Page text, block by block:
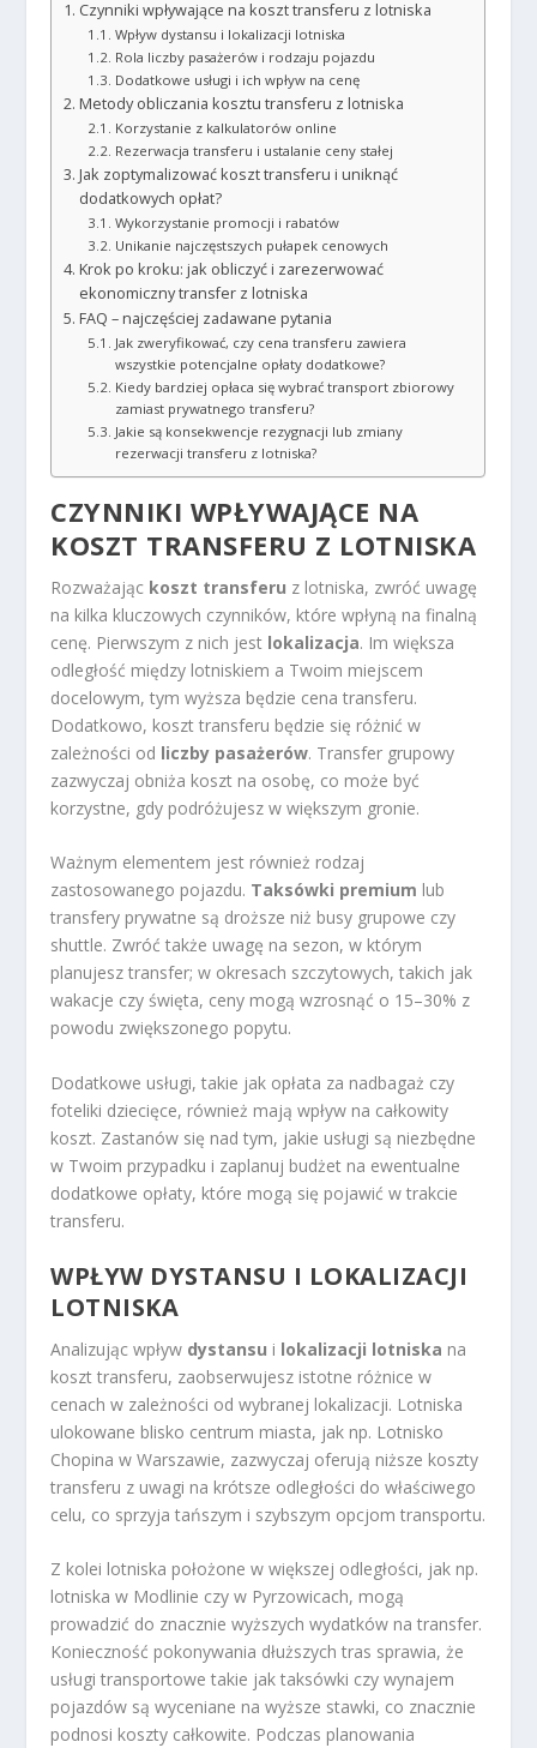
Czynniki wpływające na koszt transferu z lotniska
Wpływ dystansu i lokalizacji lotniska
Rola liczby pasażerów i rodzaju pojazdu
Dodatkowe usługi i ich wpływ na cenę
Metody obliczania kosztu transferu z lotniska
Korzystanie z kalkulatorów online
Rezerwacja transferu i ustalanie ceny stałej
Jak zoptymalizować koszt transferu i uniknąć
dodatkowych opłat?
Wykorzystanie promocji i rabatów
Unikanie najczęstszych pułapek cenowych
Krok po kroku: jak obliczyć i zarezerwować
ekonomiczny transfer z lotniska
FAQ – najczęściej zadawane pytania
Jak zweryfikować, czy cena transferu zawiera
wszystkie potencjalne opłaty dodatkowe?
Kiedy bardziej opłaca się wybrać transport zbiorowy
zamiast prywatnego transferu?
Jakie są konsekwencje rezygnacji lub zmiany
rezerwacji transferu z lotniska?
CZYNNIKI WPŁYWAJĄCE NA
KOSZT TRANSFERU Z LOTNISKA
Rozważając koszt transferu z lotniska, zwróć uwagę
na kilka kluczowych czynników, które wpłyną na finalną
cenę. Pierwszym z nich jest lokalizacja. Im większa
odległość między lotniskiem a Twoim miejscem
docelowym, tym wyższa będzie cena transferu.
Dodatkowo, koszt transferu będzie się różnić w
zależności od liczby pasażerów. Transfer grupowy
zazwyczaj obniża koszt na osobę, co może być
korzystne, gdy podróżujesz w większym gronie.
Ważnym elementem jest również rodzaj
zastosowanego pojazdu. Taksówki premium lub
transfery prywatne są droższe niż busy grupowe czy
shuttle. Zwróć także uwagę na sezon, w którym
planujesz transfer; w okresach szczytowych, takich jak
wakacje czy święta, ceny mogą wzrosnąć o 15–30% z
powodu zwiększonego popytu.
Dodatkowe usługi, takie jak opłata za nadbagaż czy
foteliki dziecięce, również mają wpływ na całkowity
koszt. Zastanów się nad tym, jakie usługi są niezbędne
w Twoim przypadku i zaplanuj budżet na ewentualne
dodatkowe opłaty, które mogą się pojawić w trakcie
transferu.
WPŁYW DYSTANSU I LOKALIZACJI
LOTNISKA
Analizując wpływ dystansu i lokalizacji lotniska na
koszt transferu, zaobserwujesz istotne różnice w
cenach w zależności od wybranej lokalizacji. Lotniska
ulokowane blisko centrum miasta, jak np. Lotnisko
Chopina w Warszawie, zazwyczaj oferują niższe koszty
transferu z uwagi na krótsze odległości do właściwego
celu, co sprzyja tańszym i szybszym opcjom transportu.
Z kolei lotniska położone w większej odległości, jak np.
lotniska w Modlinie czy w Pyrzowicach, mogą
prowadzić do znacznie wyższych wydatków na transfer.
Konieczność pokonywania dłuższych tras sprawia, że
usługi transportowe takie jak taksówki czy wynajem
pojazdów są wyceniane na wyższe stawki, co znacznie
podnosi koszty całkowite. Podczas planowania